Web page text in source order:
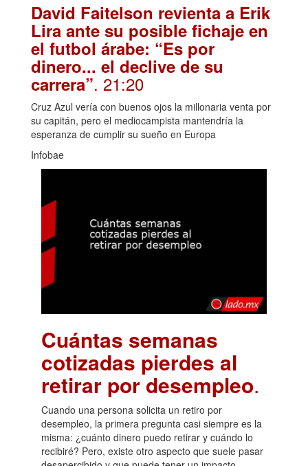
David Faitelson revienta a Erik
Lira ante su posible fichaje en
el futbol árabe: “Es por
dinero... el declive de su
carrera”. 21:20
Cruz Azul vería con buenos ojos la millonaria venta por
su capitán, pero el mediocampista mantendría la
esperanza de cumplir su sueño en Europa
Infobae
Cuántas semanas
cotizadas pierdes al
retirar por desempleo.
Cuando una persona solicita un retiro por
desempleo, la primera pregunta casi siempre es la
misma: ¿cuánto dinero puedo retirar y cuándo lo
recibiré? Pero, existe otro aspecto que suele pasar